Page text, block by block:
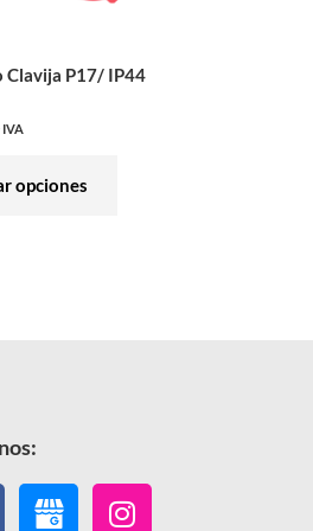
Clavija P17/ IP44
IVA
opciones
página
Instagram